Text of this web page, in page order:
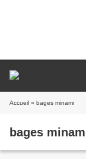
Accueil » bages minami
bages